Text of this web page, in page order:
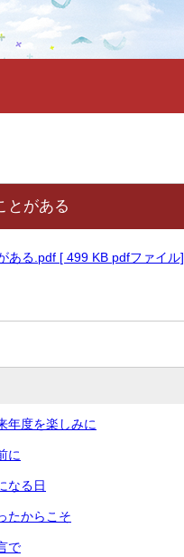
がある
る.pdf [ 499 KB pdfファイル]
度を楽しみに
に
なる日
たからこそ
で